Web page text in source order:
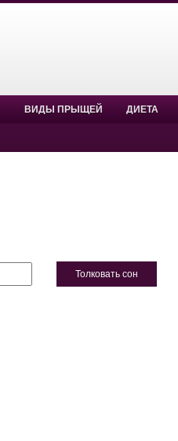
ВИДЫ ПРЫЩЕЙ ДИЕТА
Толковать сон